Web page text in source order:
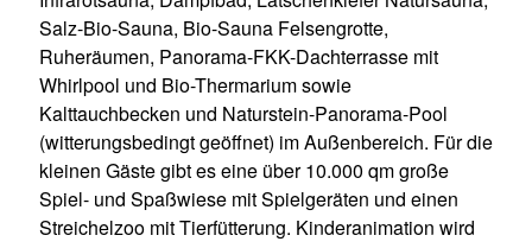
Salz-Bio-Sauna, Bio-Sauna Felsengrotte,
Ruheräumen, Panorama-FKK-Dachterrasse mit
Whirlpool und Bio-Thermarium sowie
Kalttauchbecken und Naturstein-Panorama-Pool
(witterungsbedingt geöffnet) im Außenbereich. Für die
kleinen Gäste gibt es eine über 10.000 qm große
Spiel- und Spaßwiese mit Spielgeräten und einen
Streichelzoo mit Tierfütterung. Kinderanimation wird